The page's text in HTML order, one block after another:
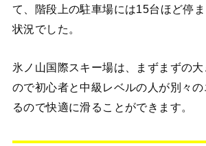
て、階段上の駐車場には15台ほど停
状況でした。
氷ノ山国際スキー場は、まずまずの
ので初心者と中級レベルの人が別々
るので快適に滑ることができます。